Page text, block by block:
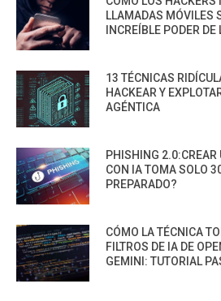
LLAMADAS MÓVILES
INCREÍBLE PODER
13 TÉCNICAS
HACKEAR Y
AGÉNTICA
PHISHING 2.0:CREAR
CON IA TOMA SOLO
PREPARADO?
CÓMO LA TÉCNICA
FILTROS DE IA DE
GEMINI: TUTORIAL